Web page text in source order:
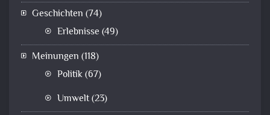
Geschichten (74)
Erlebnisse (49)
Meinungen (118)
Politik(67)
Umwelt(23)